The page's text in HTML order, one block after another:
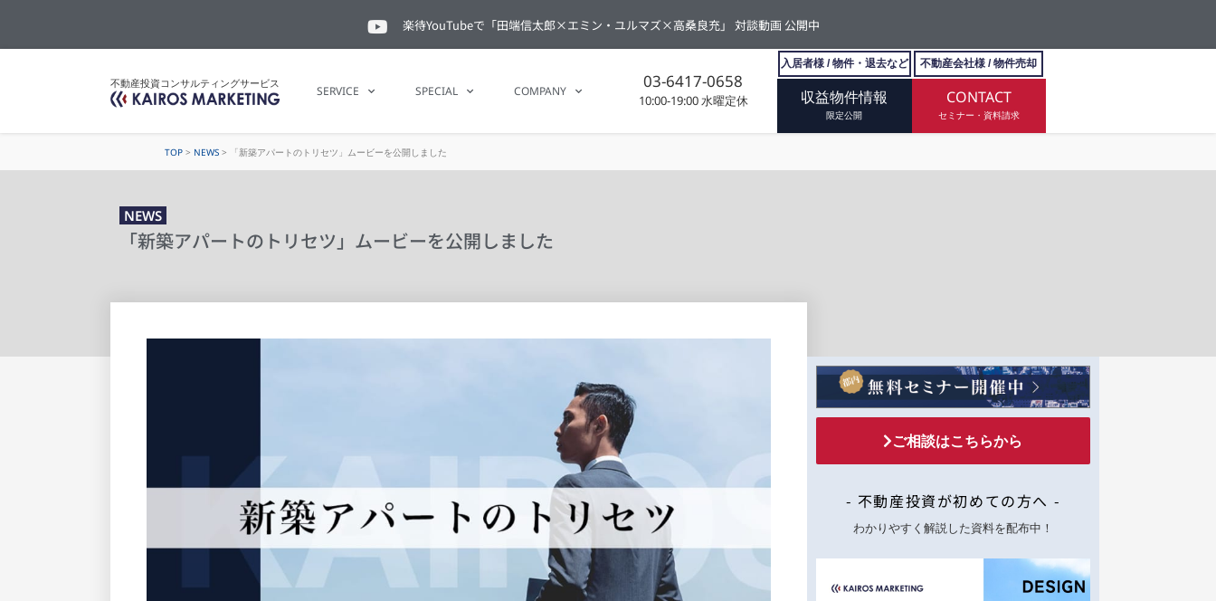
楽待YouTubeで「田端信太郎×エミン・ユルマズ×高桑良充」 対談動画 公開中
不動産投資コンサルティングサービス
SERVICE SPECIAL COMPANY 03-6417-0658
10:00-19:00 水曜定休
入居者様 / 物件・退去など 不動産会社様 / 物件売却
収益物件情報
限定公開
CONTACT
セミナー・資料請求
TOP > NEWS > 「新築アパートのトリセツ」ムービーを公開しました
NEWS
「新築アパートのトリセツ」ムービーを公開しました
ご相談はこちらから
- 不動産投資が初めての方へ -
わかりやすく解説した資料を配布中！